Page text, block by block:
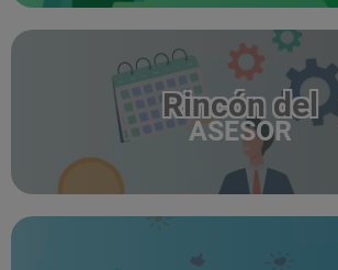
Rincón del
ASESOR